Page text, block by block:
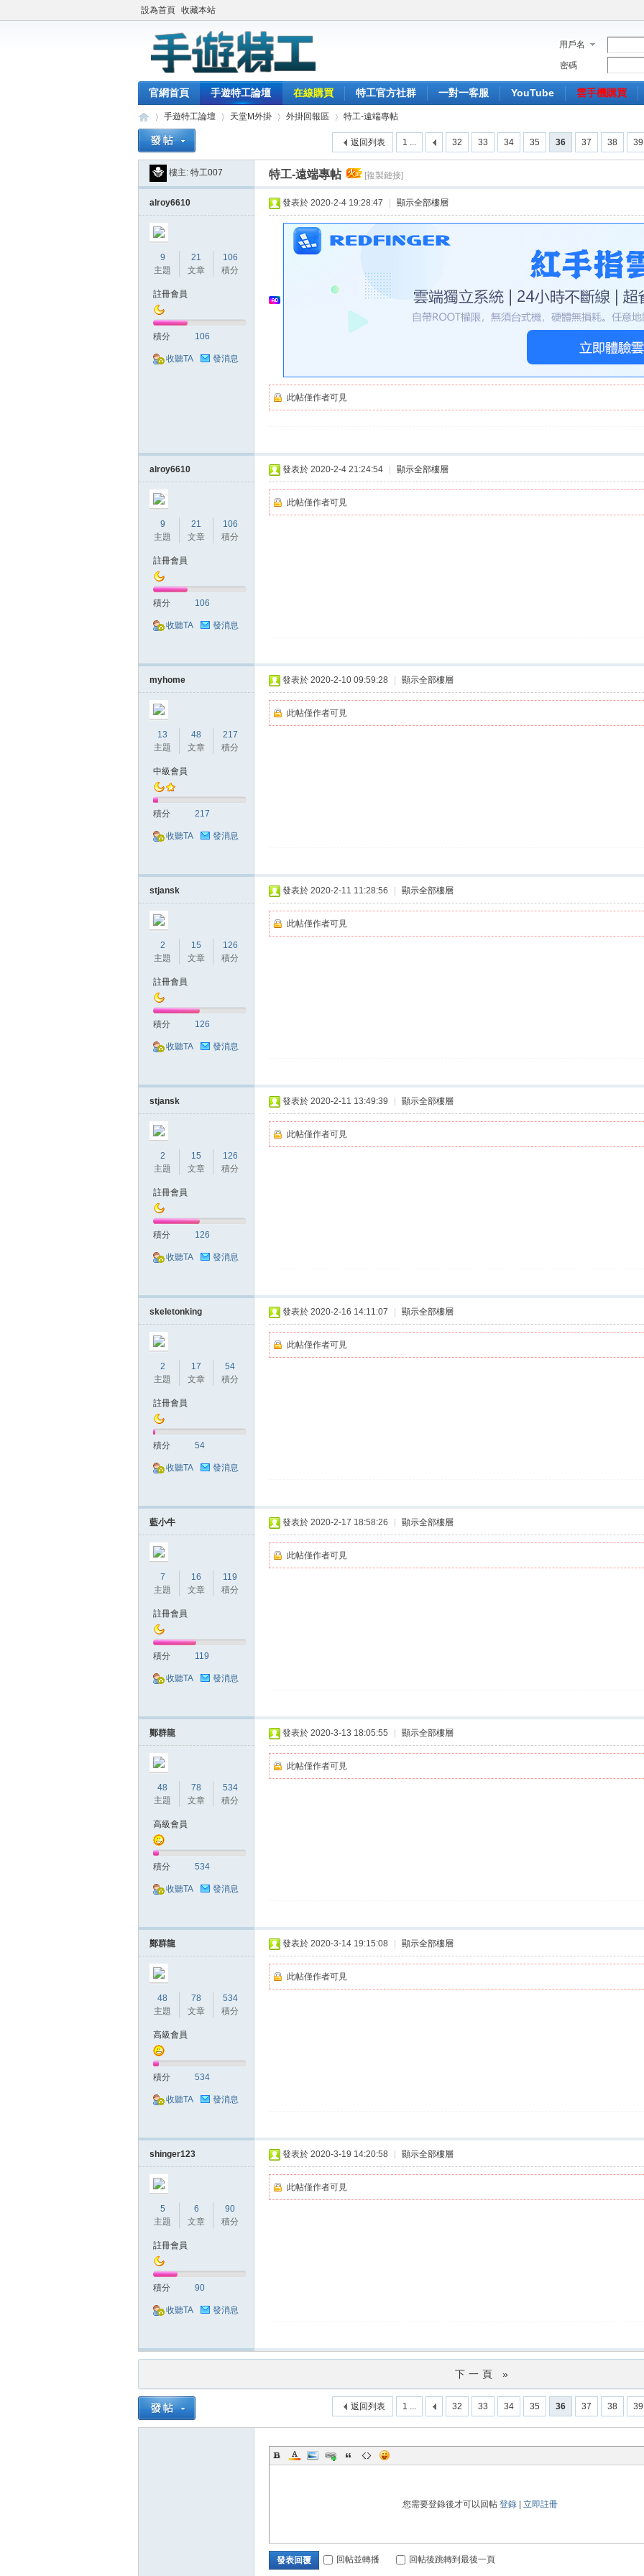
設為首頁 收藏本站
用戶名
密碼
官網首頁 手遊特工論壇 在線購買 特工官方社群 一對一客服 YouTube 雲手機購買
»
手遊特工論壇
›
天堂M外掛
›
外掛回報區
›
特工-遠端專帖
1 ... 32 33 34 35 36 37 38 39
返回列表
樓主: 特工007 特工-遠端專帖 [複製鏈接]
alroy6610
9
主題
21
文章
106
積分
註冊會員
積分 106
收聽TA 發消息
發表於 2020-2-4 19:28:47 顯示全部樓層
此帖僅作者可見
alroy6610
9
主題
21
文章
106
積分
註冊會員
積分 106
收聽TA 發消息
發表於 2020-2-4 21:24:54 顯示全部樓層
此帖僅作者可見
myhome
13
主題
48
文章
217
積分
中級會員
積分 217
收聽TA 發消息
發表於 2020-2-10 09:59:28 顯示全部樓層
此帖僅作者可見
stjansk
2
主題
15
文章
126
積分
註冊會員
積分 126
收聽TA 發消息
發表於 2020-2-11 11:28:56 顯示全部樓層
此帖僅作者可見
stjansk
2
主題
15
文章
126
積分
註冊會員
積分 126
收聽TA 發消息
發表於 2020-2-11 13:49:39 顯示全部樓層
此帖僅作者可見
skeletonking
2
主題
17
文章
54
積分
註冊會員
積分 54
收聽TA 發消息
發表於 2020-2-16 14:11:07 顯示全部樓層
此帖僅作者可見
藍小牛
7
主題
16
文章
119
積分
註冊會員
積分 119
收聽TA 發消息
發表於 2020-2-17 18:58:26 顯示全部樓層
此帖僅作者可見
鄭群龍
48
主題
78
文章
534
積分
高級會員
積分 534
收聽TA 發消息
發表於 2020-3-13 18:05:55 顯示全部樓層
此帖僅作者可見
鄭群龍
48
主題
78
文章
534
積分
高級會員
積分 534
收聽TA 發消息
發表於 2020-3-14 19:15:08 顯示全部樓層
此帖僅作者可見
shinger123
5
主題
6
文章
90
積分
註冊會員
積分 90
收聽TA 發消息
發表於 2020-3-19 14:20:58 顯示全部樓層
此帖僅作者可見
下一頁 »
1 ... 32 33 34 35 36 37 38 39
返回列表
您需要登錄後才可以回帖 登錄| 立即註冊
發表回覆 回帖並轉播 回帖後跳轉到最後一頁